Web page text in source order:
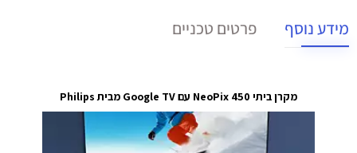
מידע נוסף פרטים טכניים
מקרן ביתי NeoPix 450 עם Google TV מבית Philips